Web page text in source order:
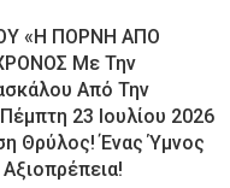
«Η ΠΟΡΝΗ ΑΠΟ
Με Την
Από Την
23 Ιουλίου 2026
Θρύλος! Ένας Ύμνος
Αξιοπρέπεια!